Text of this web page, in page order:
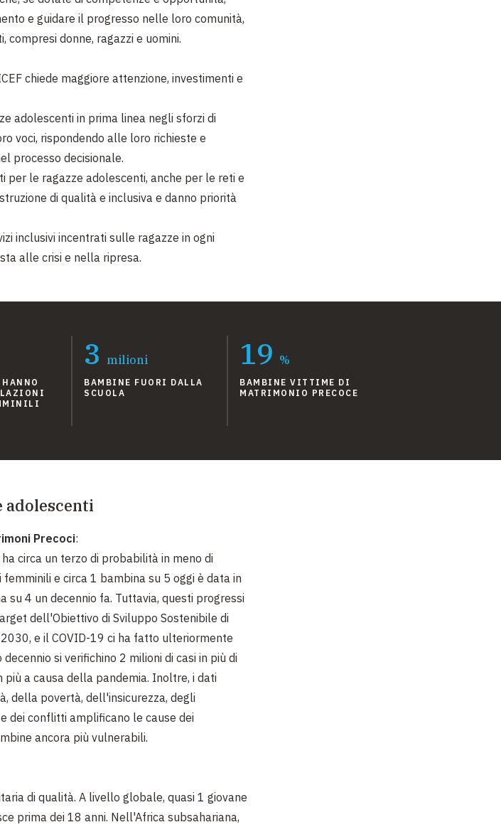
e guidare il progresso nelle loro comunità,
donne, ragazzi e uomini.
chiede maggiore attenzione, investimenti e
adolescenti in prima linea negli sforzi di
voci, rispondendo alle loro richieste e
processo decisionale.
per le ragazze adolescenti, anche per le reti e
di qualità e inclusiva e danno priorità
inclusivi incentrati sulle ragazze in ogni
alle crisi e nella ripresa.
3 milioni
BAMBINE FUORI DALLA
SCUOLA
19 %
BAMBINE VITTIME DI
MATRIMONIO PRECOCE
Precoci:
circa un terzo di probabilità in meno di
e circa 1 bambina su 5 oggi è data in
su 4 un decennio fa. Tuttavia, questi progressi
dell'Obiettivo di Sviluppo Sostenibile di
e il COVID-19 ci ha fatto ulteriormente
si verifichino 2 milioni di casi in più di
più a causa della pandemia. Inoltre, i dati
della povertà, dell'insicurezza, degli
dei conflitti amplificano le cause dei
ancora più vulnerabili.
di qualità. A livello globale, quasi 1 giovane
prima dei 18 anni. Nell'Africa subsahariana,